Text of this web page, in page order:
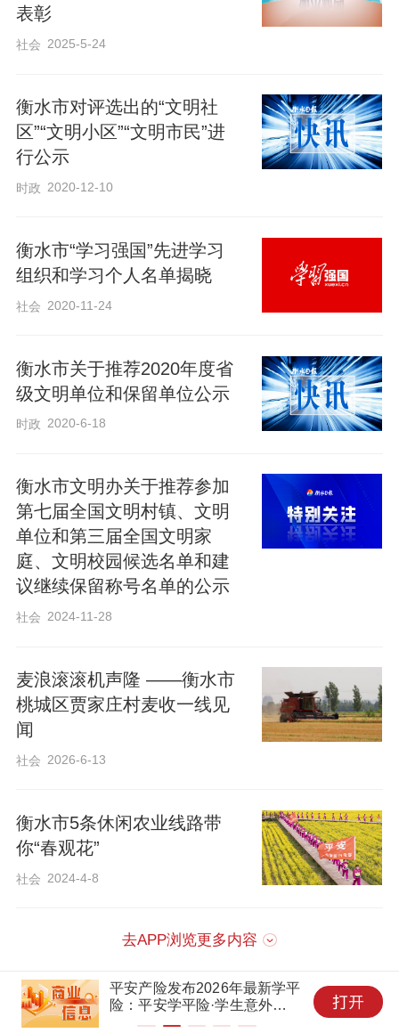
全防线。
垃圾桶入户、村级分类亭亮相、专职保洁
员上岗，加上通俗易懂的“分类小课堂”，让
村民们轻松做到“分得清、投得准”。
作为地处市区的“城中村”，郑里马村敏锐地
意识到脚下土地的宝贵价值，将环境改善
通过产权置换，将前进街以东、大庆路以
南的土地，成功转化为“黄金旺铺”，集体固
地手续，“唤醒”沉睡的土地，为村集体带来
土地补偿款“及时雨”；依法依规收回之前出
租的房屋，经专业评估后重新招租，租金
实现惊人“三级跳”，集体经济的“钱袋子”迅
速鼓起来。
增收开辟新路，村委会果断出手：将周边
沿街商铺门前空间精心规划，更将闲置空
地打造成2000余平方米的现代化停车场，
了稳定可观的收入。
服务零距离 办事有温度
郑里马村综合服务站内，物业负责人正熟
家也没有缝纫机，以前裤脚太长或者衣服
开线都得跑商场去修补，麻烦得很。现在
表彰
社会 2025-5-24
衡水市对评选出的“文明社
区”“文明小区”“文明市民”进
行公示
时政 2020-12-10
衡水市“学习强国”先进学习
组织和学习个人名单揭晓
社会 2020-11-24
衡水市关于推荐2020年度省
级文明单位和保留单位公示
时政 2020-6-18
衡水市文明办关于推荐参加
第七届全国文明村镇、文明
单位和第三届全国文明家
庭、文明校园候选名单和建
议继续保留称号名单的公示
社会 2024-11-28
麦浪滚滚机声隆 ——衡水市
桃城区贾家庄村麦收一线见
闻
社会 2026-6-13
衡水市5条休闲农业线路带
你“春观花”
社会 2024-4-8
去APP浏览更多内容
平安产险发布2026年最新学平
险：平安学平险·学生意外保